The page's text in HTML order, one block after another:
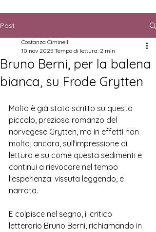
Post
Bruno Berni, per la balena
bianca, su Frode Grytten
Costanza Ciminelli
10 nov 2025 Tempo di lettura: 2 min
Molto è già stato scritto su questo
piccolo, prezioso romanzo del
norvegese Grytten, ma in effetti non
molto, ancora, sull'impressione di
lettura e su come questa sedimenti e
continui a rievocare nel tempo
l'esperienza: vissuta leggendo, e
narrata.
E colpisce nel segno, il critico
letterario Bruno Berni, richiamando in